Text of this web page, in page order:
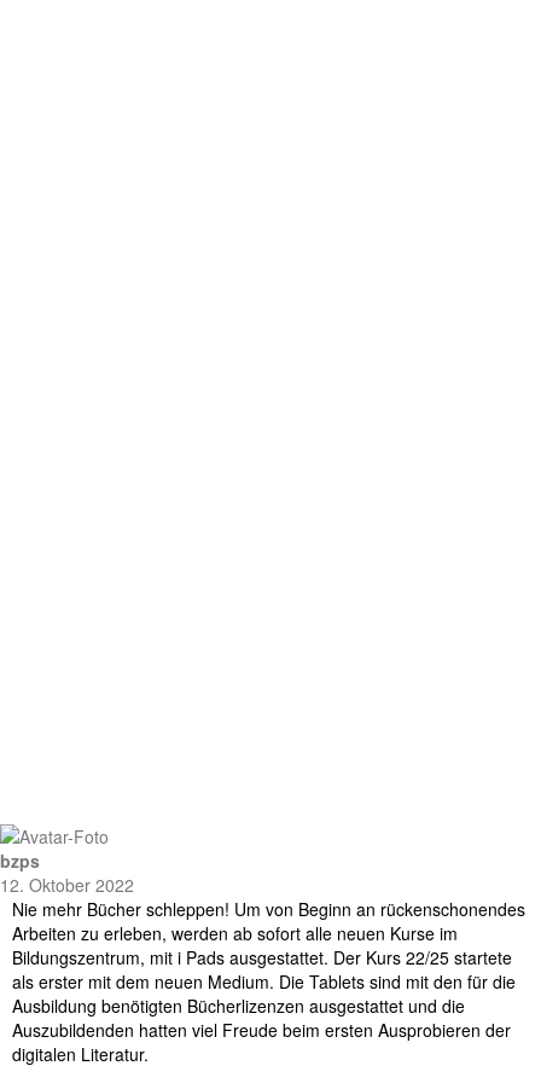
bzps
12. Oktober 2022
Nie mehr Bücher schleppen! Um von Beginn an rückenschonendes
Arbeiten zu erleben, werden ab sofort alle neuen Kurse im
Bildungszentrum, mit i Pads ausgestattet. Der Kurs 22/25 startete
als erster mit dem neuen Medium. Die Tablets sind mit den für die
Ausbildung benötigten Bücherlizenzen ausgestattet und die
Auszubildenden hatten viel Freude beim ersten Ausprobieren der
digitalen Literatur.